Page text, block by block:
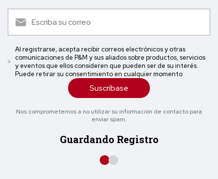
Al registrarse, acepta recibir correos electrónicos y otras
comunicaciones de P&M y sus aliados sobre productos, servicios
y eventos que ellos consideren que pueden ser de su interés.
Puede retirar su consentimiento en cualquier momento
Suscríbase
Nos comprometemos a no utilizar su información de contacto para
enviar spam.
Guardando Registro